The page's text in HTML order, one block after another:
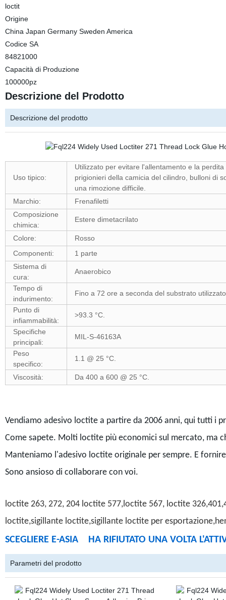
loctit
Origine
China Japan Germany Sweden America
Codice SA
84821000
Capacità di Produzione
100000pz
Descrizione del Prodotto
Descrizione del prodotto
Uso tipico:
Utilizzato per evitare l'allentamento e la
prigionieri della camicia del cilindro, bulloni di
una rimozione difficile.
Marchio:
Frenafiletti
Composizione
chimica:
Estere dimetacrilato
Colore:
Rosso
Componenti:
1 parte
Sistema di
cura:
Anaerobico
Tempo di
indurimento:
Fino a 72 ore a seconda del substrato
Punto di
infiammabilità:
>93.3 °C.
Specifiche
principali:
MIL-S-46163A
Peso
specifico:
1.1 @ 25 °C.
Viscosità: Da 400 a 600 @ 25 °C.
Vendiamo adesivo loctite a partire da 2006 anni, qui tutti i
Come sapete. Molti loctite più economici sul mercato, ma
Manteniamo l'adesivo loctite originale per sempre. E
Sono ansioso di collaborare con voi.
loctite 263, 272, 204 loctite 577,loctite 567, loctite
loctite,sigillante loctite,sigillante loctite per
SCEGLIERE E-ASIA HA RIFIUTATO UNA VOLTA
Parametri del prodotto